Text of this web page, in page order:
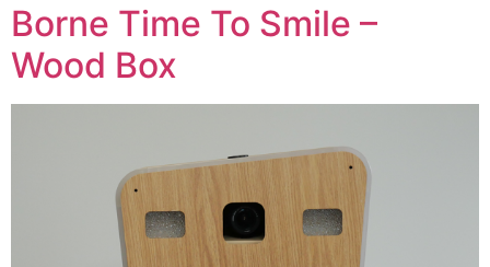
Borne Time To Smile –
Wood Box